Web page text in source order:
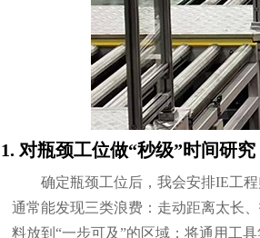
1. 对瓶颈工位做“秒级”时间研究
确定瓶颈工位后，我会安排IE工
通常能发现三类浪费：走动距离太长
料放到“一步可及”的区域；将通用工